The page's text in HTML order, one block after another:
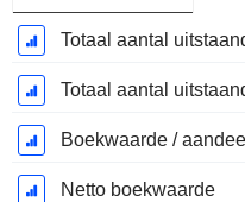
Totaal aantal
Boekwaarde / aandeel
Netto boekwaarde